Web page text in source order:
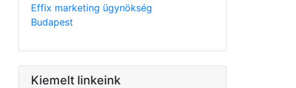
Effix marketing ügynökség
Budapest
Kiemelt linkeink